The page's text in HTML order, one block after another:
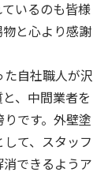
いるのも皆様
と心より感謝
自社職人が沢
、中間業者を
です。外壁塗
て、スタッフ
できるようア